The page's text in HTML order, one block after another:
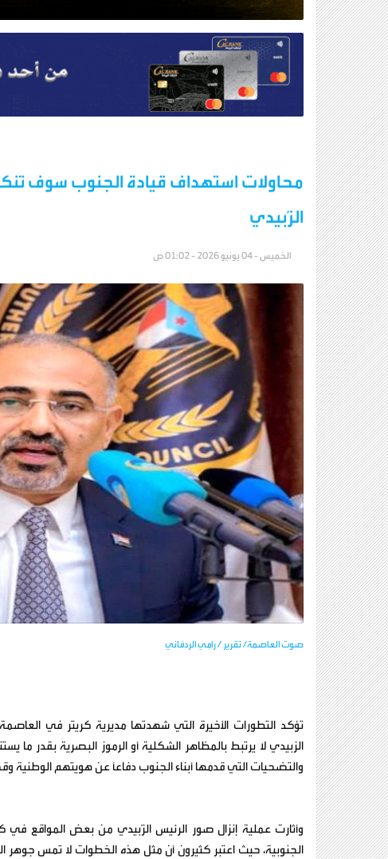
محاولات استهداف قيادة الجنوب سوف
الزُبيدي
الخميس - 04 يونيو 2026 - 01:02 ص
صوت العاصمة/ تقرير / رامي الردفاني
تؤكد التطورات الأخيرة التي شهدتها مديرية كريتر في
الزبيدي لا يرتبط بالمظاهر الشكلية أو الرموز البصرية بقدر
والتضحيات التي قدمها أبناء الجنوب دفاعاً عن هويتهم الوطنية
وأثارت عملية إنزال صور الرئيس الزُبيدي من بعض المواقع في
الجنوبية، حيث اعتبر كثيرون أن مثل هذه الخطوات لا تمس جوهر